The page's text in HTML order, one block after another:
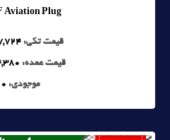
Aviation Plug
قیمت تکی:
قیمت عمده:
موجودی: 0